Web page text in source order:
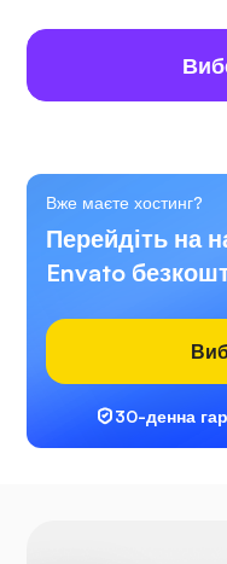
Вже маєте хостинг?
Перейдіть на
Envato
30-денна